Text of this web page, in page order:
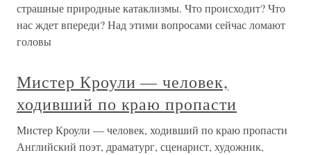
страшные природные катаклизмы. Что происходит? Что
нас ждет впереди? Над этими вопросами сейчас ломают
головы
Мистер Кроули — человек,
ходивший по краю пропасти
Мистер Кроули — человек, ходивший по краю пропасти
Английский поэт, драматург, сценарист, художник,